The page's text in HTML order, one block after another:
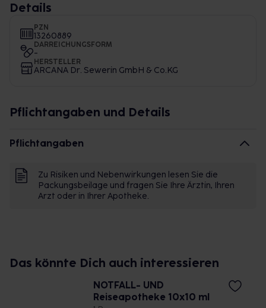
Details
PZN
13260889
DARREICHUNGSFORM
-
HERSTELLER
ARCANA Dr. Sewerin GmbH & Co.KG
Pflichtangaben und Details
Pflichtangaben
Zu Risiken und Nebenwirkungen lesen Sie die
Packungsbeilage und fragen Sie Ihre Ärztin, Ihren
Arzt oder in Ihrer Apotheke.
Das könnte Dich auch interessieren
NOTFALL- UND
Reiseapotheke 10x10 ml